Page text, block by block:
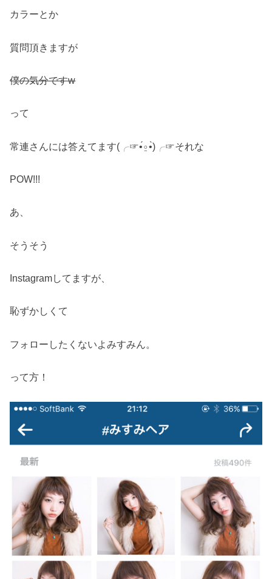
カラーとか
質問頂きますが
僕の気分ですw
って
常連さんには答えてます(╭☞•́⍛•̀)╭☞それな
POW!!!
あ、
そうそう
Instagramしてますが、
恥ずかしくて
フォローしたくないよみすみん。
って方！